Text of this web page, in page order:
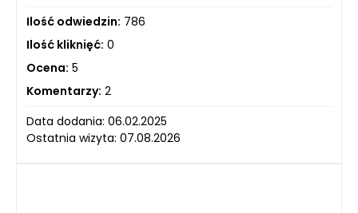
Ilość odwiedzin: 786
Ilość kliknięć: 0
Ocena: 5
Komentarzy: 2
Data dodania: 06.02.2025
Ostatnia wizyta: 07.08.2026